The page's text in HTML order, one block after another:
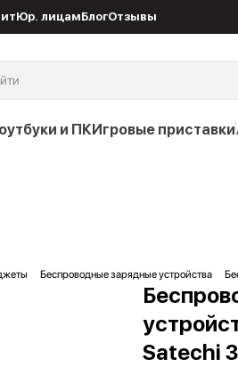
Юр. лицамБлогОтзывы
и ПКИгровые приставки
Беспроводные зарядные устройства
Satechi